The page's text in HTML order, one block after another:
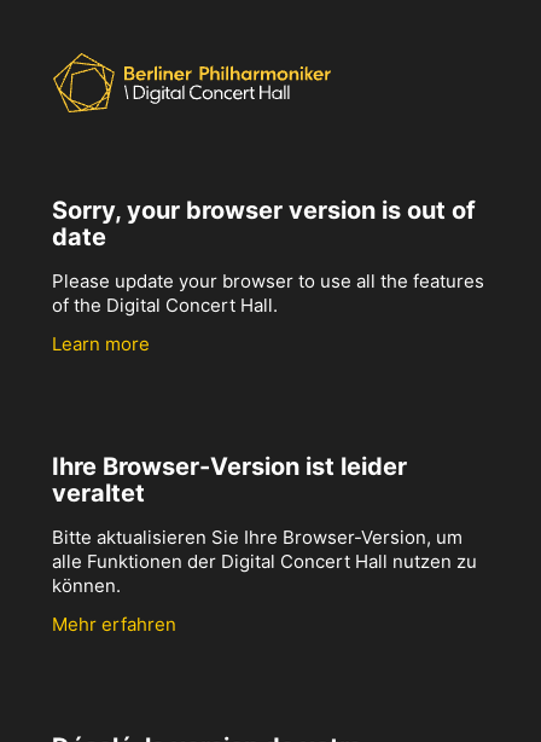
Sorry, your browser version is out of
date
Please update your browser to use all the features
of the Digital Concert Hall.
Learn more
Ihre Browser-Version ist leider
veraltet
Bitte aktualisieren Sie Ihre Browser-Version, um
alle Funktionen der Digital Concert Hall nutzen zu
können.
Mehr erfahren